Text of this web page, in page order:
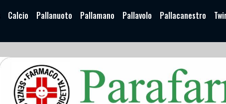
Calcio Pallanuoto Pallamano Pallavolo Pallacanestro